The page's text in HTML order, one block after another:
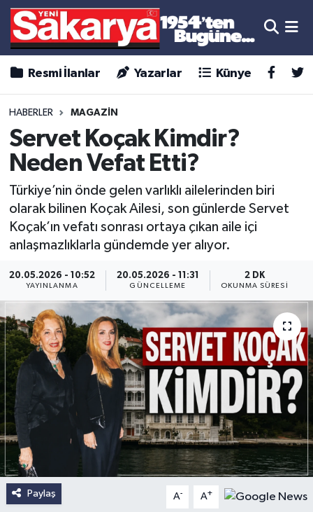
Resmi İlanlar Yazarlar Künye
HABERLER MAGAZİN
Servet Koçak Kimdir?
Neden Vefat Etti?
Türkiye’nin önde gelen varlıklı ailelerinden biri
olarak bilinen Koçak Ailesi, son günlerde Servet
Koçak’ın vefatı sonrası ortaya çıkan aile içi
anlaşmazlıklarla gündemde yer alıyor.
20.05.2026 - 10:52
YAYINLANMA
20.05.2026 - 11:31
GÜNCELLEME
2 DK
OKUNMA SÜRESI
Paylaş A- A+